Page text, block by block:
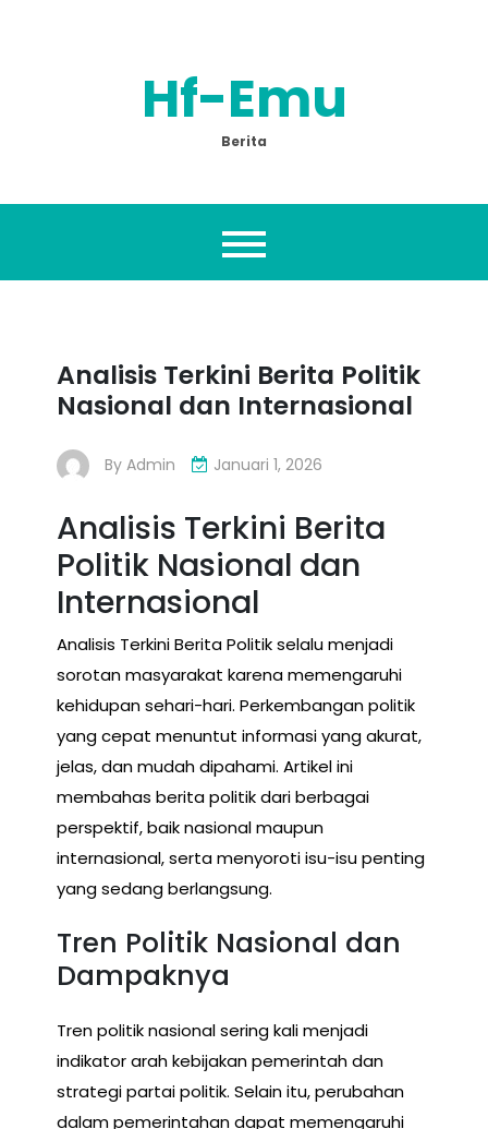
Hf-Emu
Berita
Analisis Terkini Berita Politik
Nasional dan Internasional
By Admin Januari 1, 2026
Analisis Terkini Berita
Politik Nasional dan
Internasional
Analisis Terkini Berita Politik selalu menjadi
sorotan masyarakat karena memengaruhi
kehidupan sehari-hari. Perkembangan politik
yang cepat menuntut informasi yang akurat,
jelas, dan mudah dipahami. Artikel ini
membahas berita politik dari berbagai
perspektif, baik nasional maupun
internasional, serta menyoroti isu-isu penting
yang sedang berlangsung.
Tren Politik Nasional dan
Dampaknya
Tren politik nasional sering kali menjadi
indikator arah kebijakan pemerintah dan
strategi partai politik. Selain itu, perubahan
dalam pemerintahan dapat memengaruhi